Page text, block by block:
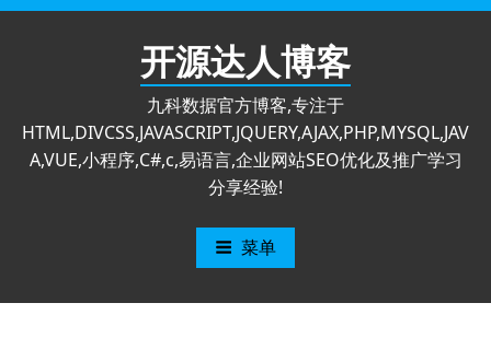
跳
开源达人博客
九科数据官方博客,专注于
HTML,DIVCSS,JAVASCRIPT,JQUERY,AJAX,PHP,MYSQL,JAV
A,VUE,小程序,C#,c,易语言,企业网站SEO优化及推广学习
分享经验!
菜单